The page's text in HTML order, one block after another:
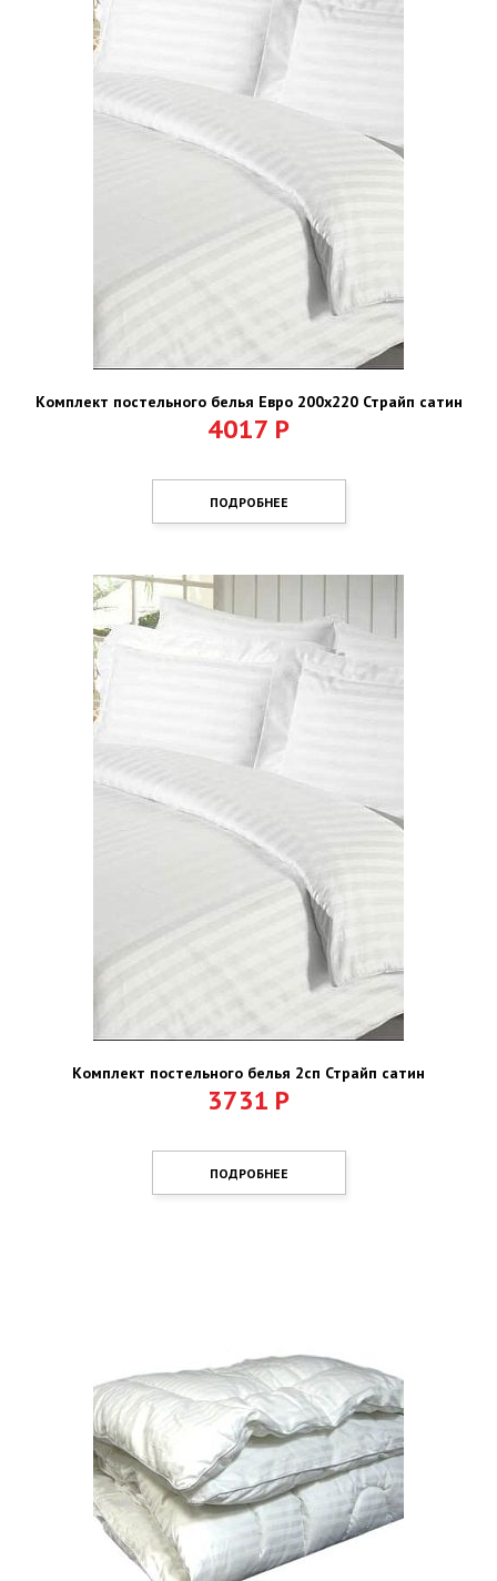
Комплект постельного белья Евро 200х220 Страйп сатин
4017 Р
ПОДРОБНЕЕ
Комплект постельного белья 2сп Страйп сатин
3731 Р
ПОДРОБНЕЕ